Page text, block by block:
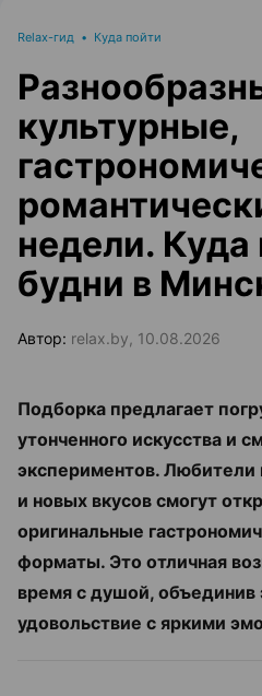
Relax-гид • Куда пойти
культурные,
недели. Куда
будни в
Автор: relax.by, 10.08.2026
Подборка предлагает
утонченного искусства и
экспериментов.
и новых вкусов смогут
оригинальные
форматы. Это отличная
время с душой, объединив
удовольствие с яркими